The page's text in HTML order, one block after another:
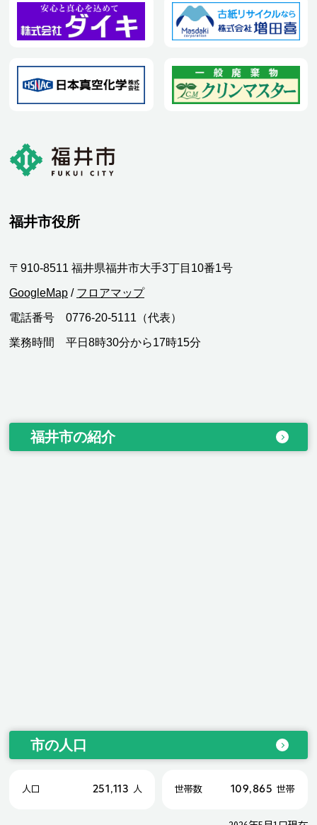
福井市役所
〒910-8511 福井県福井市大手3丁目10番1号
GoogleMap / フロアマップ
電話番号 0776-20-5111（代表）
業務時間 平日8時30分から17時15分
福井市の紹介
市の人口
人口 251,113 人 世帯数 109,865 世帯